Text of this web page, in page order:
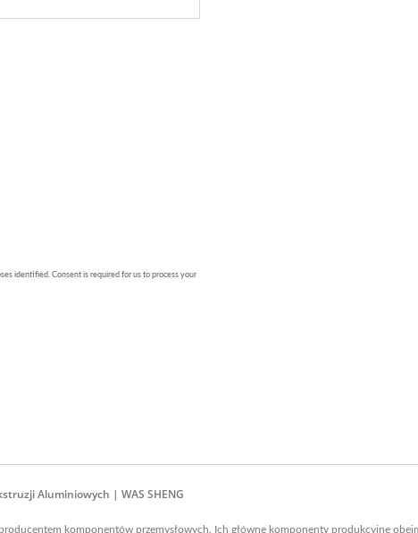
Aluminiowych | WAS SHENG
komponentów przemysłowych. Ich główne komponenty produkcyjne